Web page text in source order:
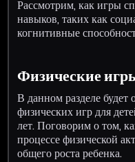
Рассмотрим, как игры
навыков, таких как
когнитивные
Физические
В данном разделе будет
физических игр для
лет. Поговорим о том,
процессе физической
общего роста ребенка.